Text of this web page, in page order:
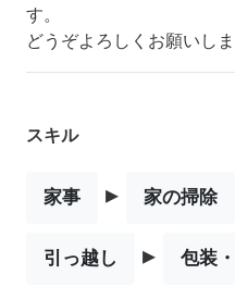
す。
どうぞよろしくお願いしま
スキル
家事 ▸ 家の掃除
引っ越し ▸ 包装